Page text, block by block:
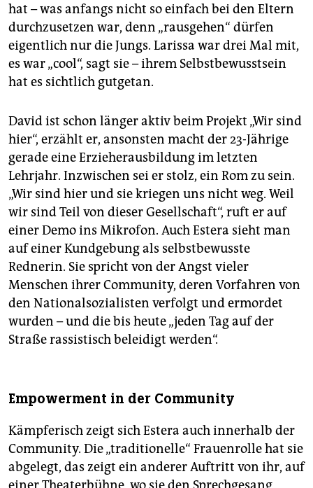
hat – was anfangs nicht so einfach bei den Eltern
durchzusetzen war, denn „rausgehen“ dürfen
eigentlich nur die Jungs. Larissa war drei Mal mit,
es war „cool“, sagt sie – ihrem Selbstbewusstsein
hat es sichtlich gutgetan.
David ist schon länger aktiv beim Projekt „Wir sind
hier“, erzählt er, ansonsten macht der 23-Jährige
gerade eine Erzieher­ausbildung im letzten
Lehrjahr. Inzwischen sei er stolz, ein Rom zu sein.
„Wir sind hier und sie kriegen uns nicht weg. Weil
wir sind Teil von dieser Gesellschaft“, ruft er auf
einer Demo ins Mikrofon. Auch Estera sieht man
auf einer Kundgebung als selbstbewusste
Rednerin. Sie spricht von der Angst vieler
Menschen ihrer Community, deren Vorfahren von
den Nationalsozialisten verfolgt und ermordet
wurden – und die bis heute „jeden Tag auf der
Straße rassistisch beleidigt werden“.
Empowerment in der Community
Kämpferisch zeigt sich Estera auch innerhalb der
Community. Die „traditionelle“ Frauenrolle hat sie
abgelegt, das zeigt ein anderer Auftritt von ihr, auf